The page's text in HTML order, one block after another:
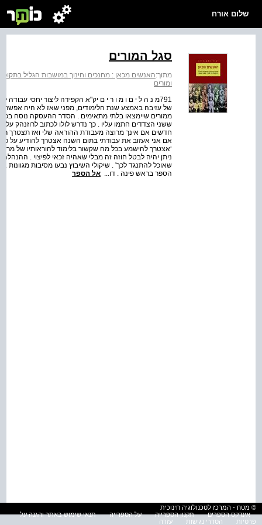
שלום אורח
סגל המורים
מתוך:האנשים מכאן : מחנכים וחינוך במושבות הגליל בתקופת היישוב
ומורים
791מ נ ה ל י ם ו מ ו ר י ם יק"א הקפידה ליצור יחסי
של עזיבה באמצע שנת הלימודים, מפני שאז לא היה אפשר
ממורים שיימצאו בלתי מתאימים . הסדר ההעסקה נוסח
ששני הצדדים חתמו עליו . כך נדרש לולו לכתוב
חדשים אם אינך מרוצה מעבודת ההוראה שלי ואז תצטרך
אם אני אעזוב את עבודתי בתום השנה אצטרך להודיע על כך
‘אצטרך להישמע בכל מה שקשור בלימוד להוראותיו של
הספר בראש פינה . דו... אל הספר
© מטח - המרכז לטכנולוגיה חינוכית
אינדקס הספרים
תקנון הספרייה על הספרייה
תנאי שימוש באתר והגנה על
פרטיות
הסדרי נגישות עזרה